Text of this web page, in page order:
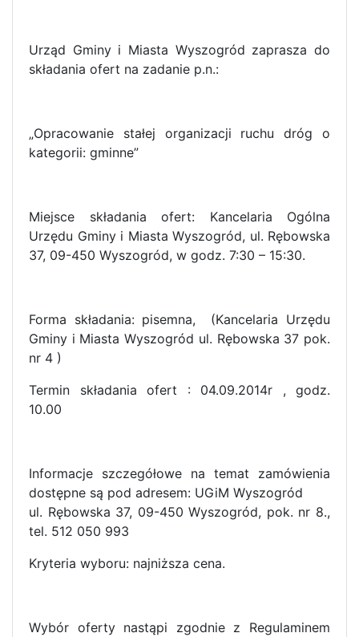
Urząd Gminy i Miasta Wyszogród zaprasza do
składania ofert na zadanie p.n.:
„Opracowanie stałej organizacji ruchu dróg o
kategorii: gminne”
Miejsce składania ofert: Kancelaria Ogólna
Urzędu Gminy i Miasta Wyszogród, ul. Rębowska
37, 09-450 Wyszogród, w godz. 7:30 – 15:30.
Forma składania: pisemna, (Kancelaria Urzędu
Gminy i Miasta Wyszogród ul. Rębowska 37 pok.
nr 4 )
Termin składania ofert : 04.09.2014r , godz.
10.00
Informacje szczegółowe na temat zamówienia
dostępne są pod adresem: UGiM Wyszogród
ul. Rębowska 37, 09-450 Wyszogród, pok. nr 8.,
tel. 512 050 993
Kryteria wyboru: najniższa cena.
Wybór oferty nastąpi zgodnie z Regulaminem